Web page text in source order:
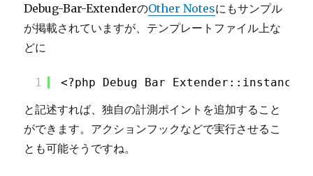
Debug-Bar-ExtenderのOther Notesにもサンプル
が掲載されていますが、テンプレートファイル上な
どに
1 <?php
と記述すれば、独自の計測ポイントを追加すること
ができます。アクションフックなどで実行させるこ
とも可能そうですね。